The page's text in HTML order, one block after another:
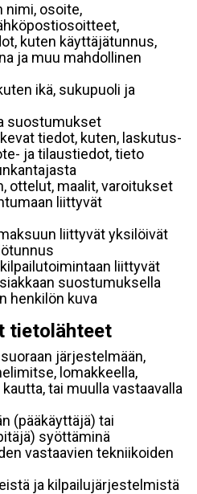
nimi, osoite,
kuten käyttäjätunnus,
ja muu mahdollinen
ikä, sukupuoli ja
suostumukset
tiedot, kuten, laskutus-
ja tilaustiedot, tieto
ottelut, maalit, varoitukset
liittyvät
liittyvät yksilöivät
liittyvät
suostumuksella
henkilön kuva
tietolähteet
järjestelmään,
lomakkeella,
tai muulla vastaavalla
(pääkäyttäjä) tai
syöttäminä
vastaavien tekniikoiden
ja kilpailujärjestelmistä